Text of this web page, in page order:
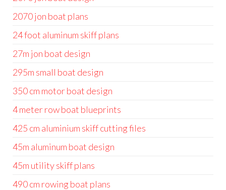
2070 jon boat plans
24 foot aluminum skiff plans
27m jon boat design
295m small boat design
350 cm motor boat design
4 meter row boat blueprints
425 cm aluminium skiff cutting files
45m aluminum boat design
45m utility skiff plans
490 cm rowing boat plans